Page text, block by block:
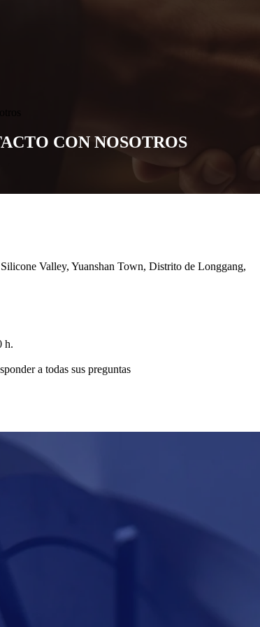
CON NOSOTROS
Valley, Yuanshan Town, Distrito de Longgang,
h.
a todas sus preguntas